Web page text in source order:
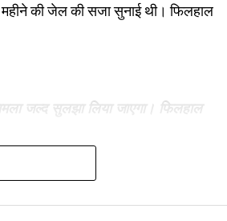
महीने की जेल की सजा सुनाई थी। फिलहाल
जल्द सुलझा लिया जाएगा। फिलहाल